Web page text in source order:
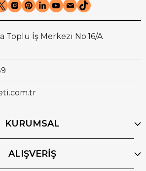
Toplu İş Merkezi No:16/A
KURUMSAL
ALIŞVERİŞ